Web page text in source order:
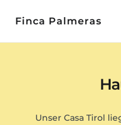
content
Finca Palmeras
Unser Casa Tirol